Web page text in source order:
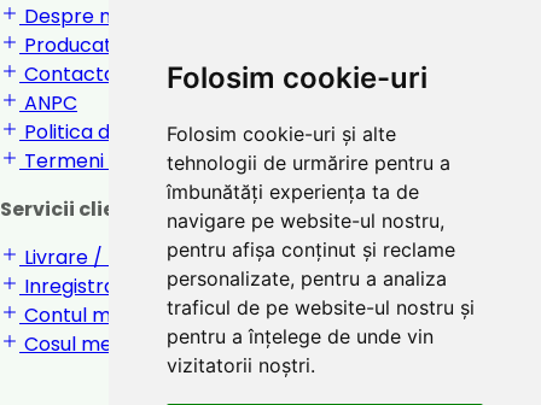
Folosim cookie-uri
Folosim cookie-uri și alte
tehnologii de urmărire pentru a
îmbunătăți experiența ta de
navigare pe website-ul nostru,
pentru afișa conținut și reclame
personalizate, pentru a analiza
traficul de pe website-ul nostru și
pentru a înțelege de unde vin
vizitatorii noștri.
Despre noi
Producatori
Contactati-ne
ANPC
Politica de confidentialitate
Termeni si conditii
Servicii clienti
Livrare / returnare
Inregistrare / Login
Contul meu
Cosul meu